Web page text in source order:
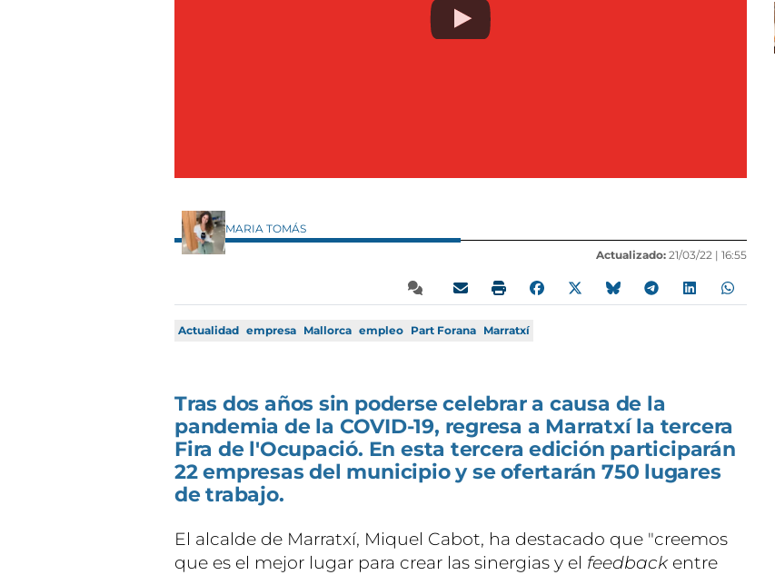
MARIA TOMÁS
Actualizado: 21/03/22 | 16:55
Actualidad empresa Mallorca empleo Part Forana Marratxí
Tras dos años sin poderse celebrar a causa de la
pandemia de la COVID-19, regresa a Marratxí la tercera
Fira de l'Ocupació. En esta tercera edición participarán
22 empresas del municipio y se ofertarán 750 lugares
de trabajo.
El alcalde de Marratxí, Miquel Cabot, ha destacado que "creemos
que es el mejor lugar para crear las sinergias y el feedbackentre